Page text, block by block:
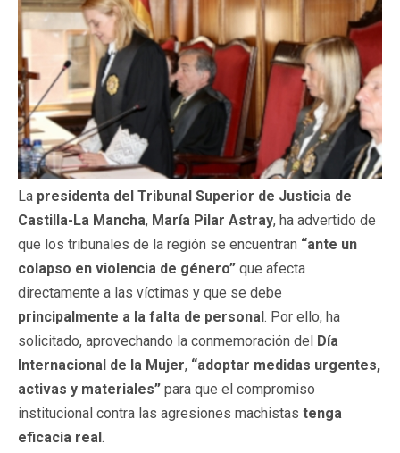
La presidenta del Tribunal Superior de Justicia de
Castilla-La Mancha, María Pilar Astray, ha advertido de
que los tribunales de la región se encuentran “ante un
colapso en violencia de género” que afecta
directamente a las víctimas y que se debe
principalmente a la falta de personal. Por ello, ha
solicitado, aprovechando la conmemoración del Día
Internacional de la Mujer, “adoptar medidas urgentes,
activas y materiales” para que el compromiso
institucional contra las agresiones machistas tenga
eficacia real.